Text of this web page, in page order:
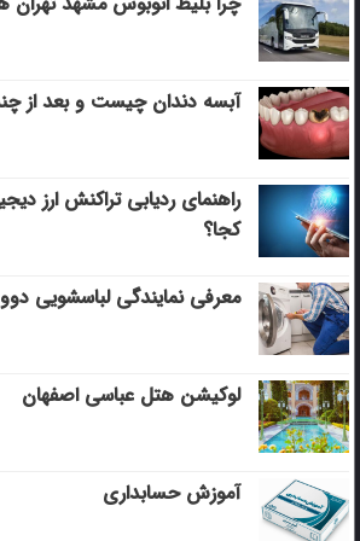
آبسه دندان چیست و بعد از
راهنمای ردیابی تراکنش ارز
کجا؟
معرفی نمایندگی لباسشویی
لوکیشن هتل عباسی اصفهان
آموزش حسابداری